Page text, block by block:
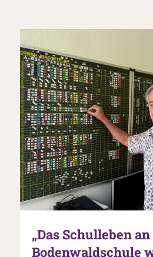
„Das Schulleben
Bodenwaldschule